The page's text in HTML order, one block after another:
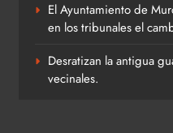
El Ayuntamiento de
en los tribunales el
Desratizan la antigua
vecinales.